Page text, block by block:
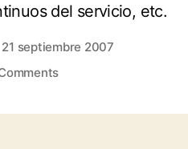
del servicio, etc.
21 septiembre 2007
on